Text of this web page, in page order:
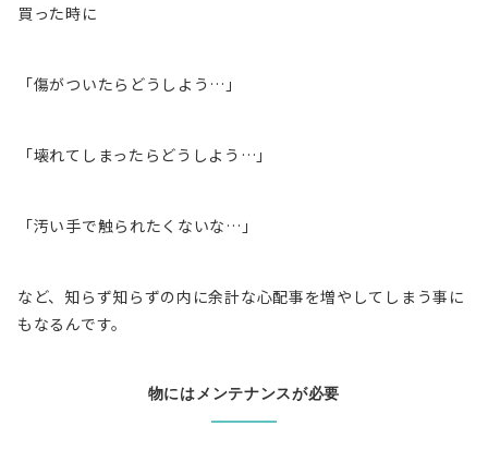
買った時に
「傷がついたらどうしよう…」
「壊れてしまったらどうしよう…」
「汚い手で触られたくないな…」
など、知らず知らずの内に余計な心配事を増やしてしまう事に
もなるんです。
物にはメンテナンスが必要